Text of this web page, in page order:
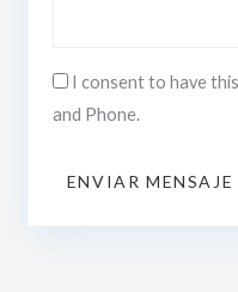
I consent to have this
and Phone.
ENVIAR MENSAJE